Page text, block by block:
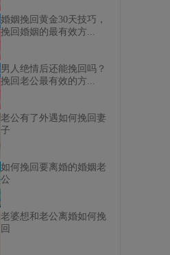
婚姻挽回黄金30天技巧，
挽回婚姻的最有效方...
男人绝情后还能挽回吗？
挽回老公最有效的方...
老公有了外遇如何挽回妻
子
如何挽回要离婚的婚姻老
公
老婆想和老公离婚如何挽
回